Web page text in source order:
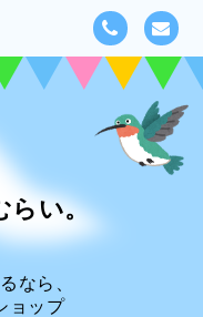
らい。
なら、
ョップ